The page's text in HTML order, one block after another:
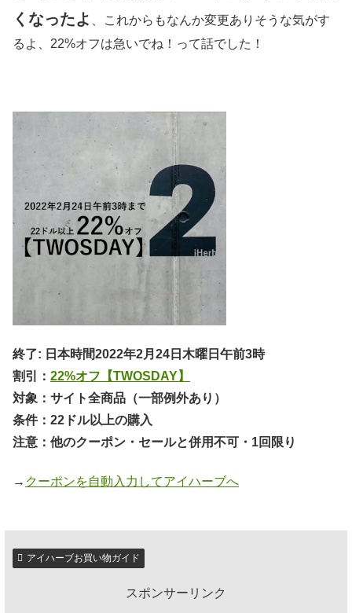
くなったよ
、これからもなんか変更ありそうな気がす
るよ、22%オフは急いでね！って話でした！
終了: 日本時間2022年2月24日木曜日午前3時
割引： 22%オフ【TWOSDAY】
対象：サイト全商品（一部例外あり）
条件：22ドル以上の購入
注意：他のクーポン・セールと併用不可・1回限り
→ クーポンを自動入力してアイハーブへ
アイハーブお買い物ガイド
スポンサーリンク